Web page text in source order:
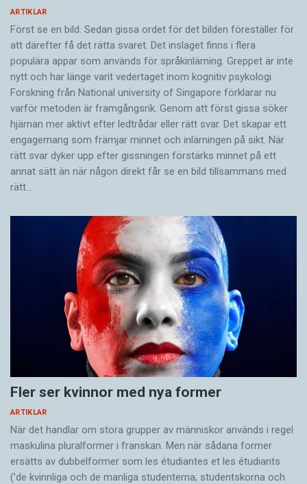
ARTIKLAR
Först se en bild. Sedan gissa ordet för det bilden föreställer för
att därefter få det rätta svaret. Det inslaget finns i flera
populära appar som används för språkinlärning. Greppet är inte
nytt och har länge varit vedertaget inom kognitiv psykologi.
Forskning från National university of Singa­pore förklarar nu
varför metoden är framgångsrik. Genom att först gissa ­söker
hjärnan mer aktivt ­efter ledtrådar eller rätt svar. Det skapar ett
engagemang som främjar minnet och inlärningen på sikt. När
rätt svar dyker upp efter gissningen förstärks minnet på ett
annat sätt än när någon direkt får se en bild tillsammans med
rätt…
Fler ser kvinnor med nya former
ARTIKLAR
När det handlar om stora grupper av människor används i regel
maskulina pluralformer i franskan. Men när sådana ­former
ersätts av dubbel­former som les étudiantes et les étudiants
(’de kvinnliga och de manliga studenterna; studentskorna och